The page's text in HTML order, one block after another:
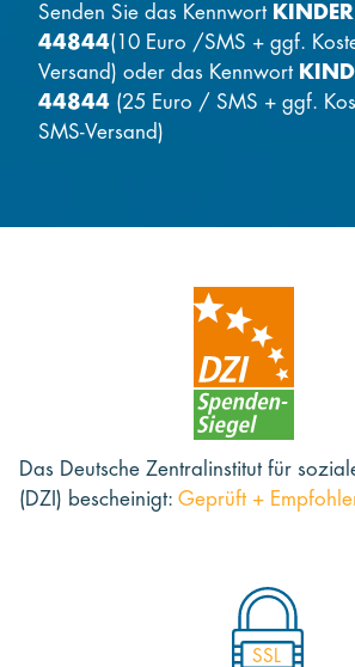
Senden Sie das Kennwort KINDER
44844(10 Euro /SMS + ggf.
Versand) oder das Kennwort
44844 (25 Euro / SMS + ggf.
SMS-Versand)
Das Deutsche Zentralinstitut für
(DZI) bescheinigt: Geprüft +
SSL